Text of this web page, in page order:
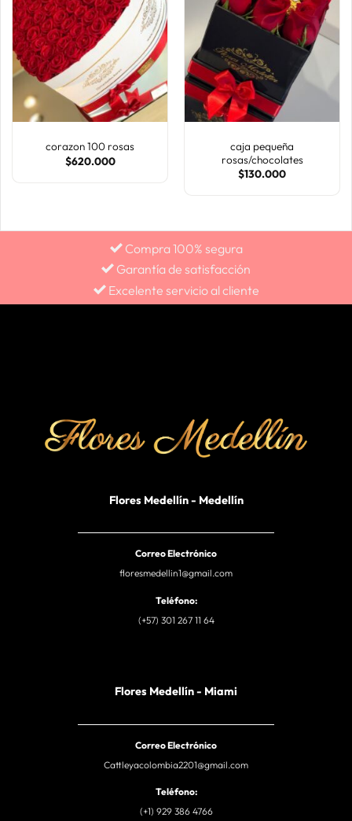
AÑADIR
A LA
LISTA
DESEOS
corazon 100 rosas
$620.000
AÑADIR
A LA
LISTA
DE
DESEOS
caja pequeña
rosas/chocolates
$130.000
Compra 100% segura
Garantía de satisfacción
Excelente servicio al cliente
Flores Medellín - Medellín
Correo Electrónico
floresmedellin1@gmail.com
Teléfono:
(+57) 301 267 11 64
Flores Medellín - Miami
Correo Electrónico
Cattleyacolombia2201@gmail.com
Teléfono:
(+1) 929 386 4766